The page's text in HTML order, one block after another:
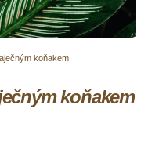
koňakem
koňakem